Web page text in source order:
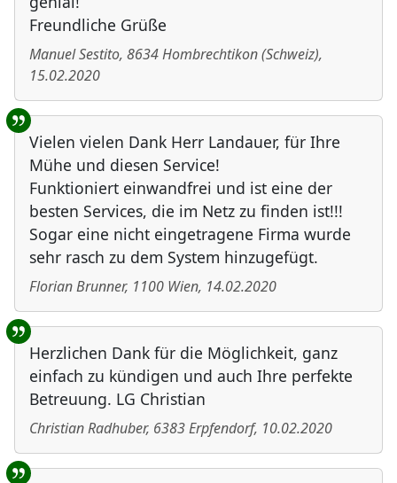
Freundliche Grüße
Manuel Sestito, 8634Hombrechtikon(Schweiz),
15.02.2020
Vielen vielen Dank Herr Landauer, für Ihre
Mühe und diesen Service!
Funktioniert einwandfrei und ist eine der
besten Services, die im Netz zu finden ist!!!
Sogar eine nicht eingetragene Firma wurde
sehr rasch zu dem System hinzugefügt.
Florian Brunner, 1100 Wien, 14.02.2020
Herzlichen Dank für die Möglichkeit, ganz
einfach zu kündigen und auch Ihre perfekte
Betreuung. LG Christian
Christian Radhuber, 6383Erpfendorf, 10.02.2020